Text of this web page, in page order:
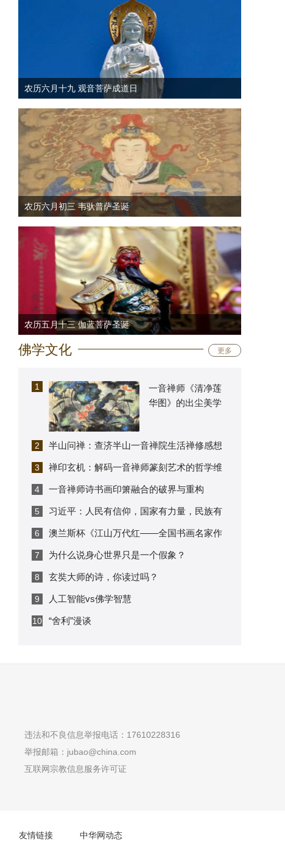
农历六月十九 观音菩萨成道日
农历六月初三 韦驮普萨圣诞
农历五月十三 伽蓝菩萨圣诞
佛学文化 更多
1
一音禅师《清净莲
华图》的出尘美学
2 半山问禅：查济半山一音禅院生活禅修感想
3 禅印玄机：解码一音禅师篆刻艺术的哲学维
度与当代性重构
4 一音禅师诗书画印箫融合的破界与重构
5 习近平：人民有信仰，国家有力量，民族有
希望。
6 澳兰斯杯《江山万代红——全国书画名家作
品邀请展》在广州开幕
7 为什么说身心世界只是一个假象？
8 玄奘大师的诗，你读过吗？
9 人工智能vs佛学智慧
10 “舍利”漫谈
违法和不良信息举报电话：17610228316
举报邮箱： jubao@china.com
互联网宗教信息服务许可证
友情链接
中华网动态